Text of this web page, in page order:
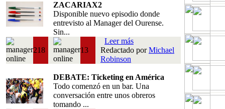
ZACARIAX2
Disponible nuevo episodio donde
entrevisto al Manager del Ourense.
Sin...
218 13
Leer más
Redactado porMichael
Robinson
DEBATE: Ticketing en América
Todo comenzó en un bar. Una
conversación entre unos obreros
tomando ...